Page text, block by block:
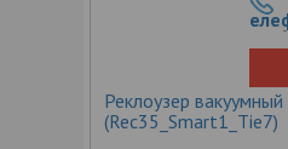
Реклоузер вакуумный
(Rec35_Smart1_Tie7)